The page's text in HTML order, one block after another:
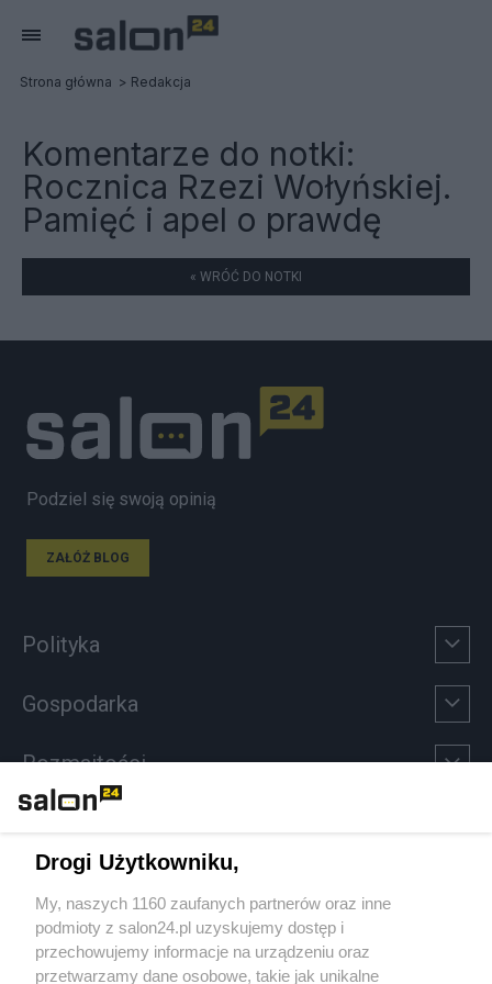
Strona główna Redakcja
Komentarze do notki:
Rocznica Rzezi Wołyńskiej.
Pamięć i apel o prawdę
« WRÓĆ DO NOTKI
Podziel się swoją opinią
ZAŁÓŻ BLOG
Polityka
Gospodarka
Rozmaitości
Sport
Społeczeństwo
Drogi Użytkowniku,
My, naszych 1160 zaufanych partnerów oraz inne
podmioty z salon24.pl uzyskujemy dostęp i
przechowujemy informacje na urządzeniu oraz
przetwarzamy dane osobowe, takie jak unikalne